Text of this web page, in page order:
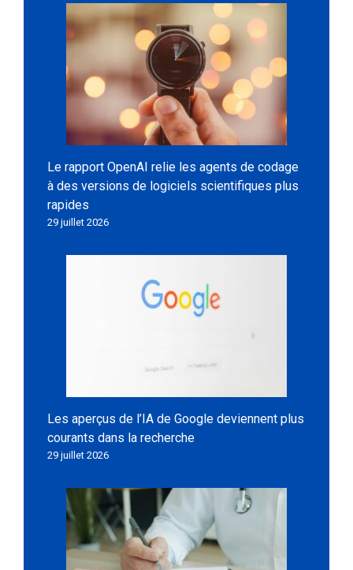
Le rapport OpenAI relie les agents de codage
à des versions de logiciels scientifiques plus
rapides
29 juillet 2026
Les aperçus de l’IA de Google deviennent plus
courants dans la recherche
29 juillet 2026